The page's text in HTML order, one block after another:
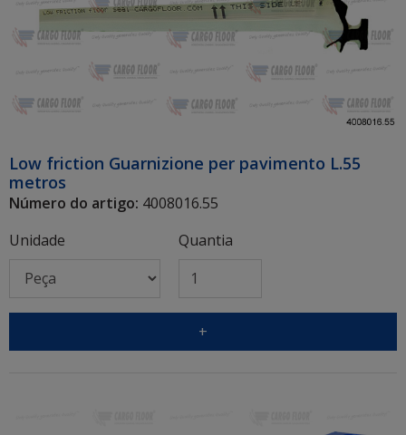
Low friction Guarnizione per pavimento L.55
metros
Número do artigo: 4008016.55
Unidade
Quantia
+